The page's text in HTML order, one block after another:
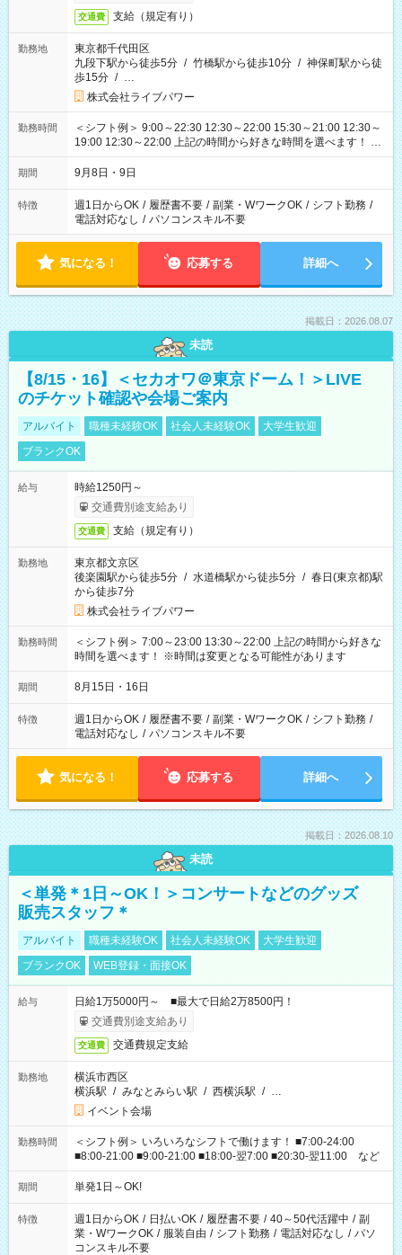
交通費 支給（規定有り）
勤務地
東京都千代田区
九段下駅から徒歩5分 / 竹橋駅から徒歩10分 / 神保町駅から徒
歩15分 / …
株式会社ライブパワー
勤務時間
＜シフト例＞ 9:00～22:30 12:30～22:00 15:30～21:00 12:30～
19:00 12:30～22:00 上記の時間から好きな時間を選べます！ ※
時間は変更となる可能性があります
期間 9月8日・9日
特徴 週1日からOK / 履歴書不要 / 副業・WワークOK / シフト勤務 /
電話対応なし / パソコンスキル不要
気になる！ 応募する 詳細へ
掲載日：2026.08.07
未読
【8/15・16】＜セカオワ＠東京ドーム！＞LIVE
のチケット確認や会場ご案内
アルバイト 職種未経験OK 社会人未経験OK
大学生歓迎
ブランクOK
給与
時給1250円～
交通費別途支給あり
交通費 支給（規定有り）
勤務地
東京都文京区
後楽園駅から徒歩5分 / 水道橋駅から徒歩5分 / 春日(東京都)駅
から徒歩7分
株式会社ライブパワー
勤務時間
＜シフト例＞ 7:00～23:00 13:30～22:00 上記の時間から好きな
時間を選べます！ ※時間は変更となる可能性があります
期間 8月15日・16日
特徴 週1日からOK / 履歴書不要 / 副業・WワークOK / シフト勤務 /
電話対応なし / パソコンスキル不要
気になる！ 応募する 詳細へ
掲載日：2026.08.10
未読
＜単発＊1日～OK！＞コンサートなどのグッズ
販売スタッフ＊
アルバイト 職種未経験OK 社会人未経験OK
大学生歓迎
ブランクOK
WEB登録・面接OK
給与
日給1万5000円～ ■最大で日給2万8500円！
交通費別途支給あり
交通費 交通費規定支給
勤務地
横浜市西区
横浜駅 / みなとみらい駅 / 西横浜駅 / …
イベント会場
勤務時間
＜シフト例＞ いろいろなシフトで働けます！ ■7:00-24:00
■8:00-21:00 ■9:00-21:00 ■18:00-翌7:00 ■20:30-翌11:00 など
期間 単発1日～OK!
特徴 週1日からOK / 日払いOK / 履歴書不要 / 40～50代活躍中 / 副
業・WワークOK / 服装自由 / シフト勤務 / 電話対応なし / パソ
コンスキル不要